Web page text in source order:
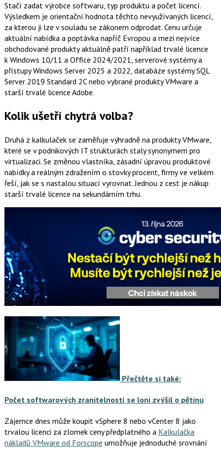
Stačí zadat výrobce softwaru, typ produktu a počet licencí.
Výsledkem je orientační hodnota těchto nevyužívaných licencí,
za kterou ji lze v souladu se zákonem odprodat. Cenu určuje
aktuální nabídka a poptávka napříč Evropou a mezi nejvíce
obchodované produkty aktuálně patří například trvalé licence
k Windows 10/11 a Office 2024/2021, serverové systémy a
přístupy Windows Server 2025 a 2022, databáze systémy SQL
Server 2019 Standard 2C nebo vybrané produkty VMware a
starší trvalé licence Adobe.
Kolik ušetří chytrá volba?
Druhá z kalkulaček se zaměřuje výhradně na produkty VMware,
které se v podnikových IT strukturách staly synonymem pro
virtualizaci. Se změnou vlastníka, zásadní úpravou produktové
nabídky a reálným zdražením o stovky procent, firmy ve velkém
řeší, jak se s nastalou situací vyrovnat. Jednou z cest je nákup
starší trvalé licence na sekundárním trhu.
Přečtěte si také:
Počet softwarových zranitelností se loni zvýšil o pětinu
Zájemce dnes může koupit vSphere 8 nebo vCenter 8 jako
trvalou licenci za zlomek ceny předplatného a Kalkulačka
nákladů VMware od Forscope umožňuje jednoduché srovnání